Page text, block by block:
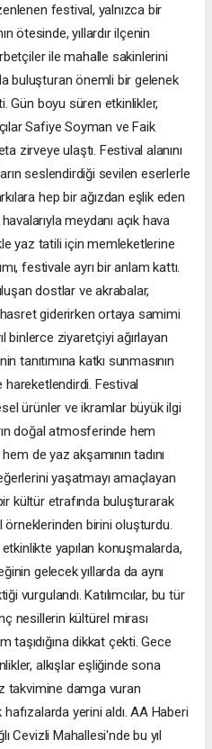
festival, yalnızca bir
ötesinde, yıllardır ilçenin
ile mahalle sakinlerini
buluşturan önemli bir gelenek
Gün boyu süren etkinlikler,
Safiye Soyman ve Faik
zirveye ulaştı. Festival alanını
seslendirdiği sevilen eserlerle
hep bir ağızdan eşlik eden
meydanı açık hava
yaz tatili için memleketlerine
festivale ayrı bir anlam kattı.
dostlar ve akrabalar,
giderirken ortaya samimi
binlerce ziyaretçiyi ağırlayan
tanıtımına katkı sunmasının
hareketlendirdi. Festival
ürünler ve ikramlar büyük ilgi
doğal atmosferinde hem
de yaz akşamının tadını
yaşatmayı amaçlayan
kültür etrafında buluşturarak
örneklerinden birini oluşturdu.
yapılan konuşmalarda,
gelecek yıllarda da aynı
vurgulandı. Katılımcılar, bu tür
nesillerin kültürel mirası
taşıdığına dikkat çekti. Gece
alkışlar eşliğinde sona
takvimine damga vuran
yerini aldı. AA Haberi
Cevizli Mahallesi'nde bu yıl